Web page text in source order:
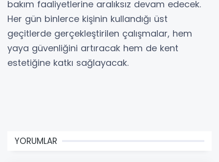
bakım faaliyetlerine aralıksız devam edecek.
Her gün binlerce kişinin kullandığı üst
geçitlerde gerçekleştirilen çalışmalar, hem
yaya güvenliğini artıracak hem de kent
estetiğine katkı sağlayacak.
YORUMLAR